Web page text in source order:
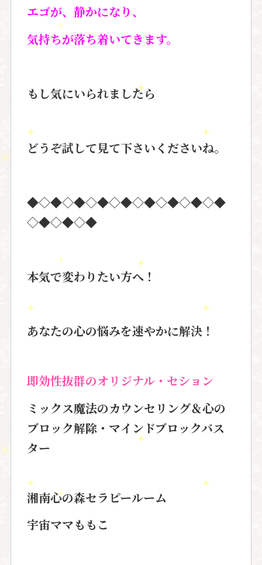
エゴが、静かになり、
気持ちが落ち着いてきます。
もし気にいられましたら
どうぞ試して見て下さいくださいね。
◆◇◆◇◆◇◆◇◆◇◆◇◆◇◆◇◆
◇◆◇◆◇◆
本気で変わりたい方へ！
あなたの心の悩みを速やかに解決！
即効性抜群のオリジナル・セション
ミックス魔法のカウンセリング＆心の
ブロック解除・マインドブロックバス
ター
湘南心の森セラピールーム
宇宙ママももこ